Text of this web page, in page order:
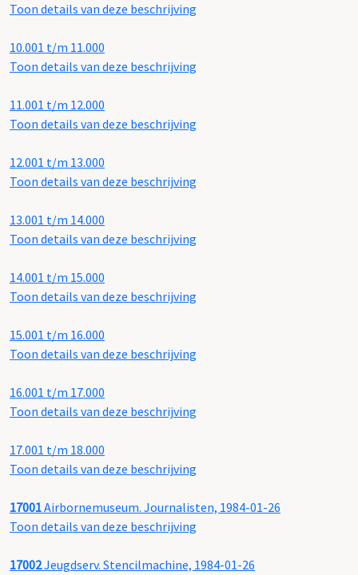
Toon details van deze beschrijving
10.001 t/m 11.000
Toon details van deze beschrijving
11.001 t/m 12.000
Toon details van deze beschrijving
12.001 t/m 13.000
Toon details van deze beschrijving
13.001 t/m 14.000
Toon details van deze beschrijving
14.001 t/m 15.000
Toon details van deze beschrijving
15.001 t/m 16.000
Toon details van deze beschrijving
16.001 t/m 17.000
Toon details van deze beschrijving
17.001 t/m 18.000
Toon details van deze beschrijving
17001Airbornemuseum. Journalisten, 1984-01-26
Toon details van deze beschrijving
17002Jeugdserv. Stencilmachine, 1984-01-26